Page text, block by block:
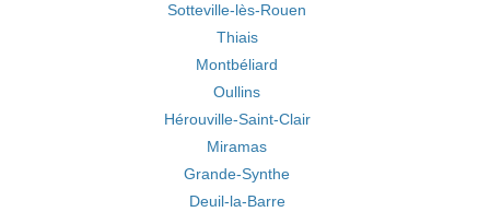
Sotteville-lès-Rouen
Thiais
Montbéliard
Oullins
Hérouville-Saint-Clair
Miramas
Grande-Synthe
Deuil-la-Barre